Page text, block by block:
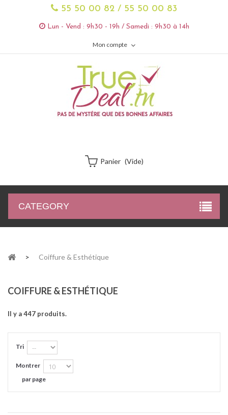
55 50 00 82 / 55 50 00 83
Lun - Vend : 9h30 - 19h / Samedi : 9h30 à 14h
Mon compte
Panier (vide)
CATEGORY
> Coiffure & Esthétique
COIFFURE & ESTHÉTIQUE
Il y a 447 produits.
Tri
Montrer
par page